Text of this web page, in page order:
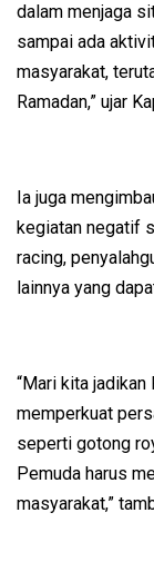
dalam menjaga
sampai ada
masyarakat,
Ramadan,” ujar
Ia juga
kegiatan negatif
racing,
lainnya yang
“Mari kita
memperkuat
seperti gotong
Pemuda harus
masyarakat,”